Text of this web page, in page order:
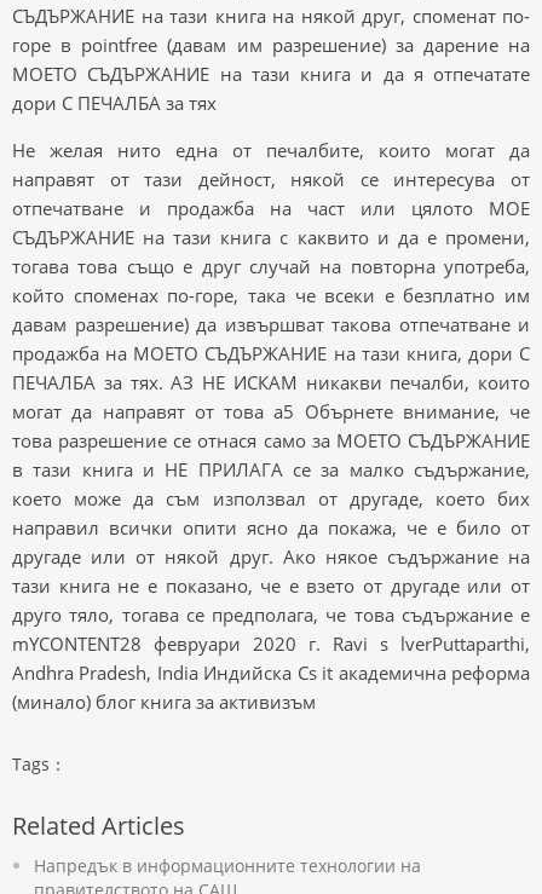
СЪДЪРЖАНИЕ на тази книга на някой друг, споменат по-
горе в pointfree (давам им разрешение) за дарение на
МОЕТО СЪДЪРЖАНИЕ на тази книга и да я отпечатате
дори С ПЕЧАЛБА за тях
Не желая нито една от печалбите, които могат да
направят от тази дейност, някой се интересува от
отпечатване и продажба на част или цялото МОЕ
СЪДЪРЖАНИЕ на тази книга с каквито и да е промени,
тогава това също е друг случай на повторна употреба,
който споменах по-горе, така че всеки е безплатно им
давам разрешение) да извършват такова отпечатване и
продажба на МОЕТО СЪДЪРЖАНИЕ на тази книга, дори С
ПЕЧАЛБА за тях. АЗ НЕ ИСКАМ никакви печалби, които
могат да направят от това a5 Обърнете внимание, че
това разрешение се отнася само за МОЕТО СЪДЪРЖАНИЕ
в тази книга и НЕ ПРИЛАГА се за малко съдържание,
което може да съм използвал от другаде, което бих
направил всички опити ясно да покажа, че е било от
другаде или от някой друг. Ако някое съдържание на
тази книга не е показано, че е взето от другаде или от
друго тяло, тогава се предполага, че това съдържание е
mYCONTENT28 февруари 2020 г. Ravi s lverPuttaparthi,
Andhra Pradesh, India Индийска Cs it академична реформа
(минало) блог книга за активизъм
Tags：
Related Articles
Напредък в информационните технологии на